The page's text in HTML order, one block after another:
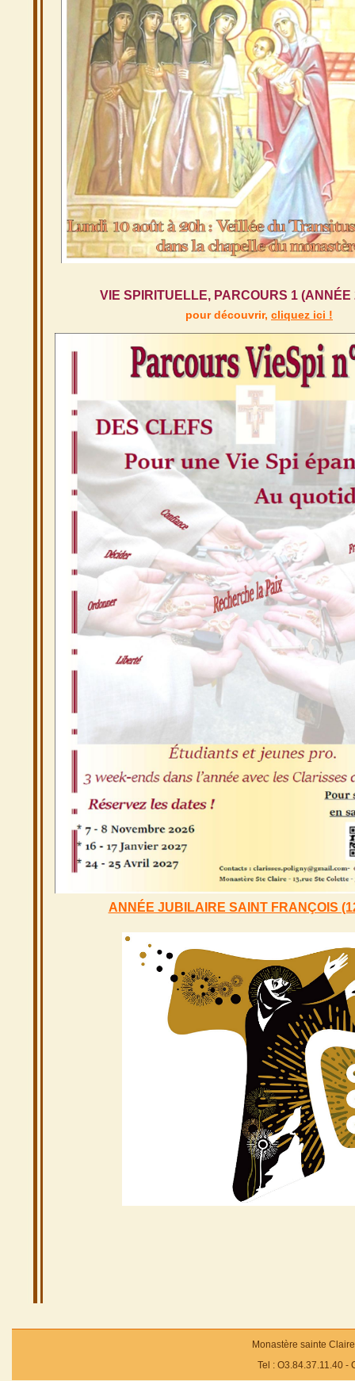
VIE SPIRITUELLE, PARCOURS 1 (ANNÉE
pour découvrir, cliquez ici !
ANNÉE JUBILAIRE SAINT FRANÇOIS
Monastère sainte
Tel : O3.84.37.11.40 -